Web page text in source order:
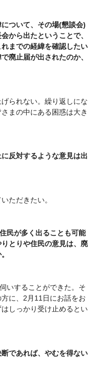
ついて、その場(懇談会)
から出たということで、
までの経緯を確認したい
廃止届が出されたのか、
られない。繰り返しにな
まの中にある困惑は大き
反対するような意見は出
ただきたい。
民が多く出ることも可能
とりや住民の意見は、廃
いすることができた。そ
に、2月11日にお話をお
しっかり受け止めるとい
であれば、やむを得ない